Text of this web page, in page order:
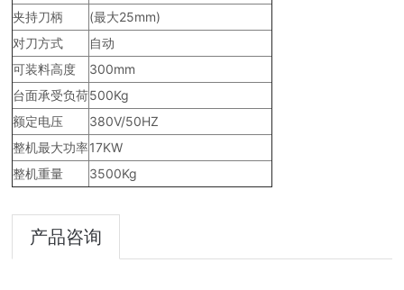
夹持刀柄
(最大25mm)
对刀方式
自动
可装料高度
300mm
台面承受负荷500Kg
额定电压
380V/50HZ
整机最大功率17KW
整机重量
3500Kg
产品咨询